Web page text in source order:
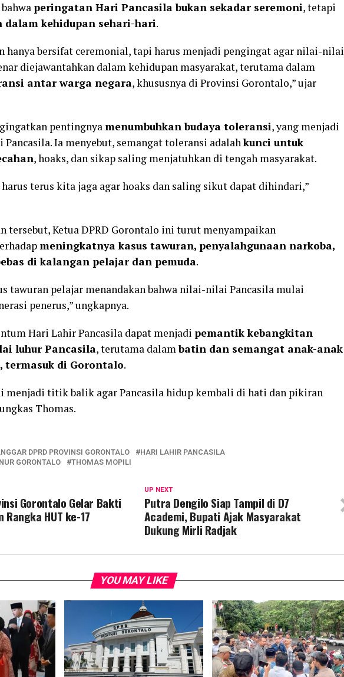
peringatan Hari Pancasila bukan sekadar seremoni, tetapi
dalam kehidupan sehari-hari.
hanya bersifat ceremonial, tapi harus menjadi pengingat agar nilai-nilai
diejawantahkan dalam kehidupan masyarakat, terutama dalam
antar warga negara, khususnya di Provinsi Gorontalo,” ujar
pentingnyamenumbuhkan budaya toleransi, yang menjadi
Ia menyebut, semangat toleransi adalahkunci untuk
, hoaks, dan sikap saling menjatuhkan di tengah masyarakat.
terus kita jaga agar hoaks dan saling sikut dapat dihindari,”
tersebut, Ketua DPRD Gorontalo ini turut menyampaikan
meningkatnya kasus tawuran, penyalahgunaan narkoba,
di kalangan pelajar dan pemuda.
tawuran pelajar menandakan bahwa nilai-nilai Pancasila mulai
penerus,” ungkapnya.
Hari Lahir Pancasila dapat menjadi pemantik kebangkitan
luhur Pancasila, terutama dalambatin dan semangat anak-anak
termasuk di Gorontalo.
menjadi titik balik agar Pancasila hidup kembali di hati dan pikiran
Thomas.
DPRD PROVINSI GORONTALO
HARI LAHIR PANCASILA
GORONTALO
THOMAS MOPILI
UP NEXT
Putra Dengilo Siap Tampil di D7
Academi, Bupati Ajak Masyarakat
Dukung Mirli Radjak
Gorontalo Gelar Bakti
Rangka HUT ke-17
YOU MAY LIKE